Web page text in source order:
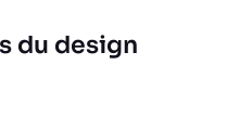
du design